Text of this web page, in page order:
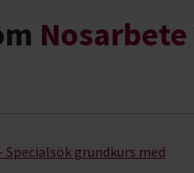
Nosarbete
grundkurs med